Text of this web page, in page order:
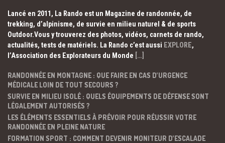
Lancé en 2011, La Rando est un Magazine de randonnée, de
trekking, d’alpinisme, de survie en milieu naturel & de sports
Outdoor.Vous y trouverez des photos, vidéos, carnets de rando,
actualités, tests de matériels. La Rando c’est aussi EXPLORE,
l’Association des Explorateurs du Monde […]
RANDONNÉE EN MONTAGNE : QUE FAIRE EN CAS D’URGENCE
MÉDICALE LOIN DE TOUT SECOURS ?
SURVIE EN MILIEU ISOLÉ : QUELS ÉQUIPEMENTS DE DÉFENSE SONT
LÉGALEMENT AUTORISÉS ?
LES ÉLÉMENTS ESSENTIELS À PRÉVOIR POUR RÉUSSIR VOTRE
RANDONNÉE EN PLEINE NATURE
FORMATION SPORT : COMMENT DEVENIR MONITEUR D’ESCALADE